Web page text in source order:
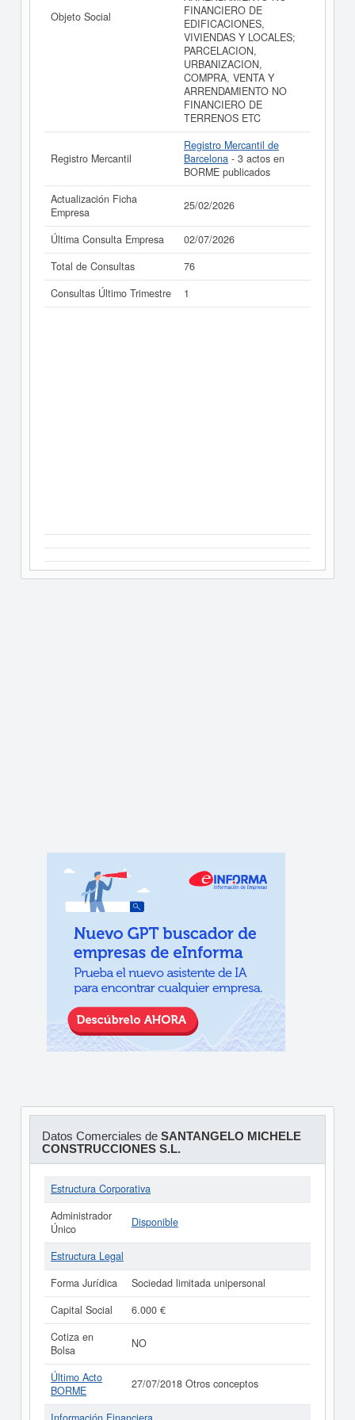
Objeto Social
FINANCIERO DE
EDIFICACIONES,
VIVIENDAS Y LOCALES;
PARCELACION,
URBANIZACION,
COMPRA, VENTA Y
ARRENDAMIENTO NO
FINANCIERO DE
TERRENOS ETC
Registro Mercantil
Registro Mercantil de
Barcelona - 3 actos en
BORME publicados
Actualización Ficha
Empresa
25/02/2026
Última Consulta Empresa
02/07/2026
Total de Consultas
76
Consultas Último Trimestre
1
Datos Comerciales de SANTANGELO MICHELE
CONSTRUCCIONES S.L.
Estructura Corporativa
Administrador
Único
Disponible
Estructura Legal
Forma Jurídica
Sociedad limitada unipersonal
Capital Social
6.000 €
Cotiza en
Bolsa
NO
Último Acto
BORME
27/07/2018 Otros conceptos